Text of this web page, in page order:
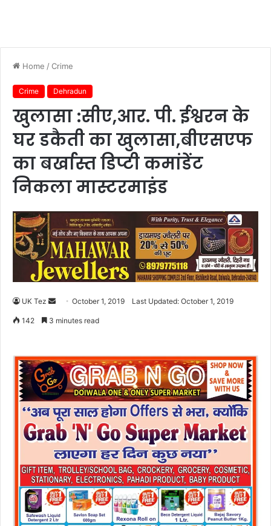
Home /Crime
Crime Dehradun
खुलासा :सीए,आर. पी. ईश्वरन के
घर डकैती का खुलासा,बीएसएफ
का बर्खास्त डिप्टी कमांडेंट
निकला मास्टरमाइंड
UK Tez
a
e
m
a
i
October 1, 2019 Last Updated: October 1, 2019
142 3 minutes read